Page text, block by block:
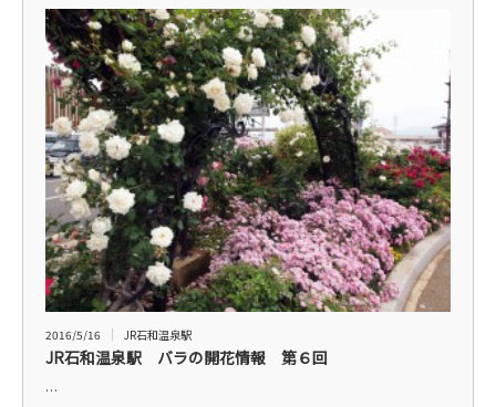
2016/5/16 JR石和温泉駅
JR石和温泉駅 バラの開花情報 第６回
…